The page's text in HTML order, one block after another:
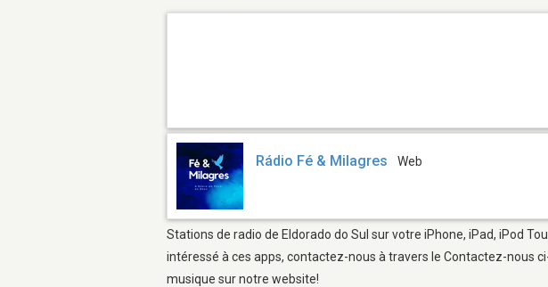
Rádio Fé & Milagres Web
Stations de radio de Eldorado do Sul sur votre iPhone, iPad, iPod
intéressé à ces apps, contactez-nous à travers le Contactez-nous
musique sur notre website!